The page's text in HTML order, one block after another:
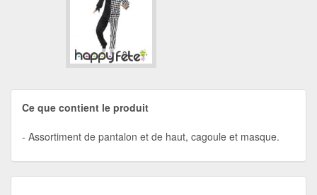
Ce que contient le produit
Assortiment de pantalon et de haut, cagoule et masque.